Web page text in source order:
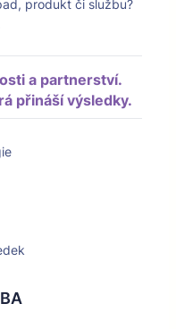
produkt či službu?
a partnerství.
přináší výsledky.